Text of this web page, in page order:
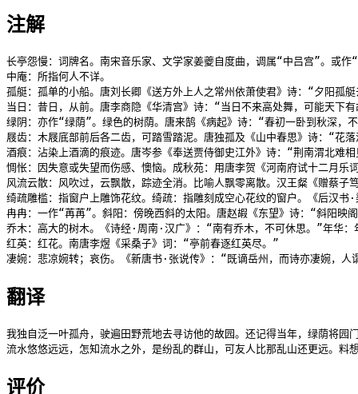
注解
长亭怨慢：词牌名。南宋音乐家、文学家姜夔自度曲，调属“中吕宫”。或
中庵：所指何人不详。
孤艇：孤单的小船。唐刘长卿《送方外上人之常州依萧使君》诗：“夕阳孤
当日：昔日，从前。唐李商隐《华清宫》诗：“当日不来高处舞，可能天下
绿阴：亦作“绿荫”。绿色的树荫。唐来鹄《病起》诗：“春初一卧到秋深，
屐齿：木屐底部前后各二齿，可踏雪踏泥。唐独孤及《山中春思》诗：“花
酒痕：沾染上酒滴的痕迹。唐岑参《奉送贾侍御史江外》诗：“荆南渭北难
惆怅：因失意或失望而伤感、懊恼。成秋苑：用唐李贺《河南府试十二月乐
风流云散：风吹过，云飘散，踪迹全消。比喻人飘零离散。汉王粲《赠蔡子
绮疏雕槛：指窗户上雕饰花纹。绮疏：指雕刻成空心花纹的窗户。《后汉
冉冉：一作“苒苒”。斜阳：傍晚西斜的太阳。唐赵嘏《东望》诗：“斜阳映
乔木：高大的树木。《诗经·周南·汉广》：“南有乔木，不可休思。”年华
红英：红花。南唐李煜《采桑子》词：“亭前春逐红英尽。”
凄婉：悲凉婉转；哀伤。《新唐书·张说传》：“既谪岳州，而诗亦凄婉，人
翻译
我独自泛一叶孤舟，驶遍田野荒地去寻访他的故园。还记得当年，绿荫将
流水悠悠远远，怎知流水之外，是纷乱的群山，可友人比那乱山还更远。
评价